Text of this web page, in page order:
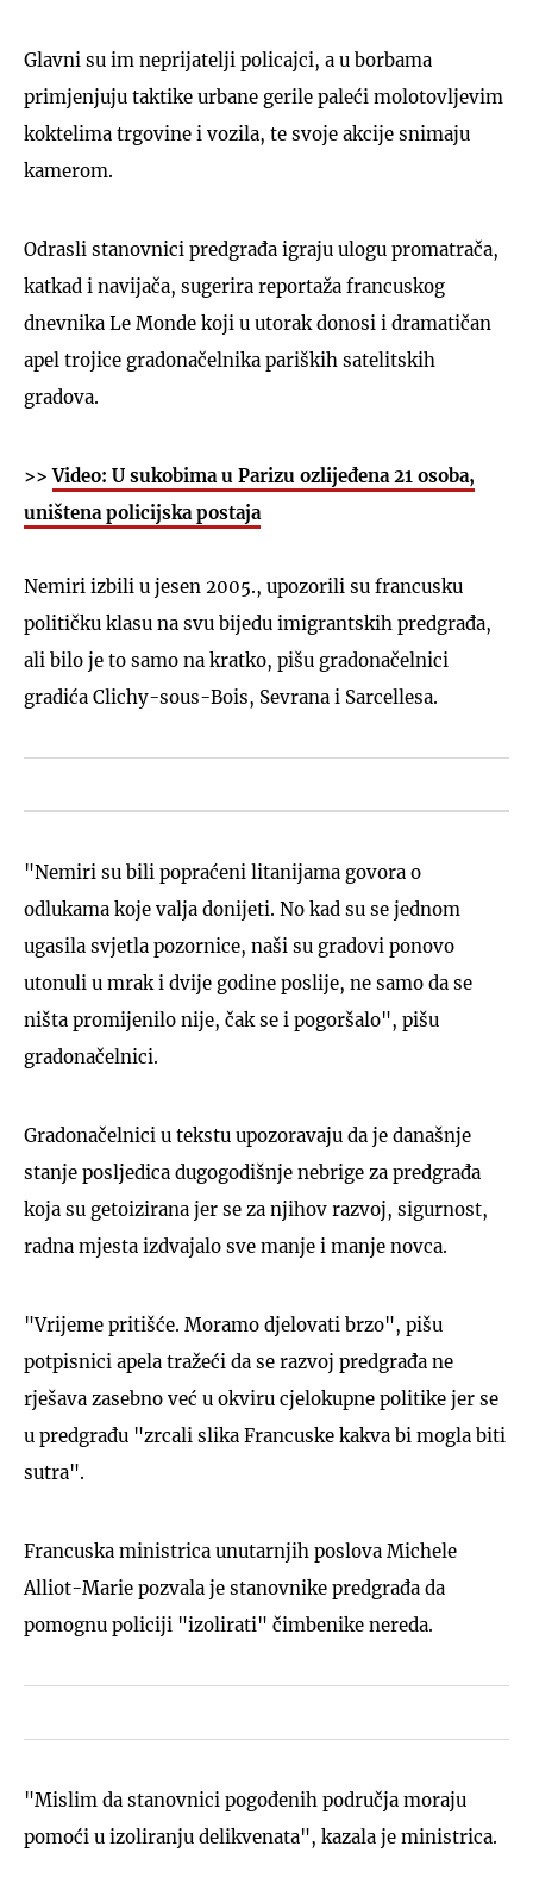
Glavni su im neprijatelji policajci, a u borbama
primjenjuju taktike urbane gerile paleći molotovljevim
koktelima trgovine i vozila, te svoje akcije snimaju
kamerom.
Odrasli stanovnici predgrađa igraju ulogu promatrača,
katkad i navijača, sugerira reportaža francuskog
dnevnika Le Monde koji u utorak donosi i dramatičan
apel trojice gradonačelnika pariških satelitskih
gradova.
>> Video: U sukobima u Parizu ozlijeđena 21 osoba,
uništena policijska postaja
Nemiri izbili u jesen 2005., upozorili su francusku
političku klasu na svu bijedu imigrantskih predgrađa,
ali bilo je to samo na kratko, pišu gradonačelnici
gradića Clichy-sous-Bois, Sevrana i Sarcellesa.
"Nemiri su bili popraćeni litanijama govora o
odlukama koje valja donijeti. No kad su se jednom
ugasila svjetla pozornice, naši su gradovi ponovo
utonuli u mrak i dvije godine poslije, ne samo da se
ništa promijenilo nije, čak se i pogoršalo", pišu
gradonačelnici.
Gradonačelnici u tekstu upozoravaju da je današnje
stanje posljedica dugogodišnje nebrige za predgrađa
koja su getoizirana jer se za njihov razvoj, sigurnost,
radna mjesta izdvajalo sve manje i manje novca.
"Vrijeme pritišće. Moramo djelovati brzo", pišu
potpisnici apela tražeći da se razvoj predgrađa ne
rješava zasebno već u okviru cjelokupne politike jer se
u predgrađu "zrcali slika Francuske kakva bi mogla biti
sutra".
Francuska ministrica unutarnjih poslova Michele
Alliot-Marie pozvala je stanovnike predgrađa da
pomognu policiji "izolirati" čimbenike nereda.
"Mislim da stanovnici pogođenih područja moraju
pomoći u izoliranju delikvenata", kazala je ministrica.